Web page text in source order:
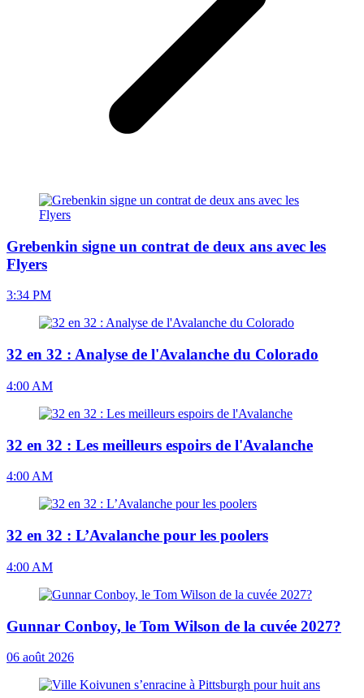
Grebenkin signe un contrat de deux ans avec les
Flyers
3:34 PM
32 en 32 : Analyse de l'Avalanche du Colorado
4:00 AM
32 en 32 : Les meilleurs espoirs de l'Avalanche
4:00 AM
32 en 32 : L’Avalanche pour les poolers
4:00 AM
Gunnar Conboy, le Tom Wilson de la cuvée 2027?
06 août 2026